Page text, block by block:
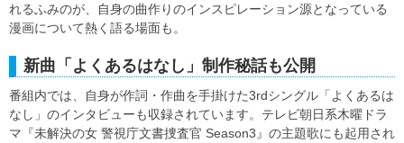
れるふみのが、自身の曲作りのインスピレーション源となっている
漫画について熱く語る場面も。
新曲「よくあるはなし」制作秘話も公開
番組内では、自身が作詞・作曲を手掛けた3rdシングル「よくあるは
なし」のインタビューも収録されています。テレビ朝日系木曜ドラ
マ『未解決の女 警視庁文書捜査官 Season3』の主題歌にも起用され